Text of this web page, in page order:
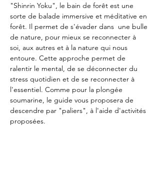
"Shinrin Yoku", le bain de forêt est une
sorte de balade immersive et méditative en
forêt. Il permet de s'évader dans  une bulle
de nature, pour mieux se reconnecter à
soi, aux autres et à la nature qui nous
entoure. Cette approche permet de
ralentir le mental, de se déconnecter du
stress quotidien et de se reconnecter à
l'essentiel. Comme pour la plongée
soumarine, le guide vous proposera de
descendre par "paliers", à l'aide d'activités
proposées.